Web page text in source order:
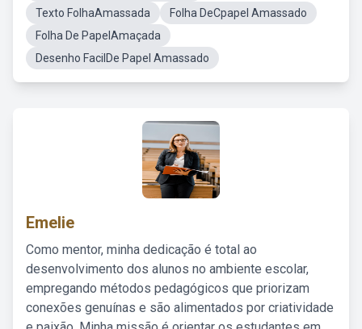
Texto FolhaAmassada
Folha DeCpapel Amassado
Folha De PapelAmaçada
Desenho FacilDe Papel Amassado
Emelie
Como mentor, minha dedicação é total ao
desenvolvimento dos alunos no ambiente escolar,
empregando métodos pedagógicos que priorizam
conexões genuínas e são alimentados por criatividade